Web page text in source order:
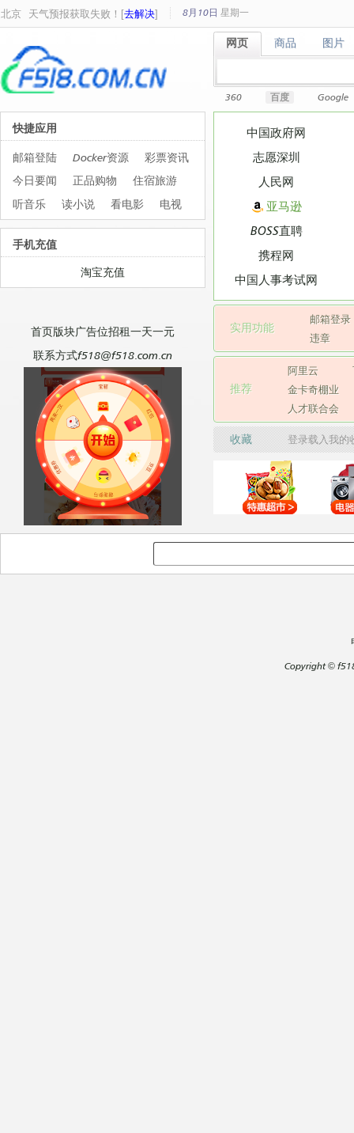
北京 天气预报获取失败！[去解决] 8月10日 星期一
网页
网页 商品
商品 图片
图片
360 百度 Google
中国政府网
志愿深圳
人民网
亚马逊
BOSS直聘
携程网
中国人事考试网
实用功能
邮箱登录
违章
推荐
阿里云
金卡奇棚业
人才联合会
收藏 登录载入我
快捷应用
邮箱登陆 Docker资源
彩票资讯
今日要闻
正品购物
住宿旅游
听音乐
读小说 看电影 电视
手机充值
淘宝充值
首页版块广告位招租一天一元
联系方式f518@f518.com.cn
Copyright©